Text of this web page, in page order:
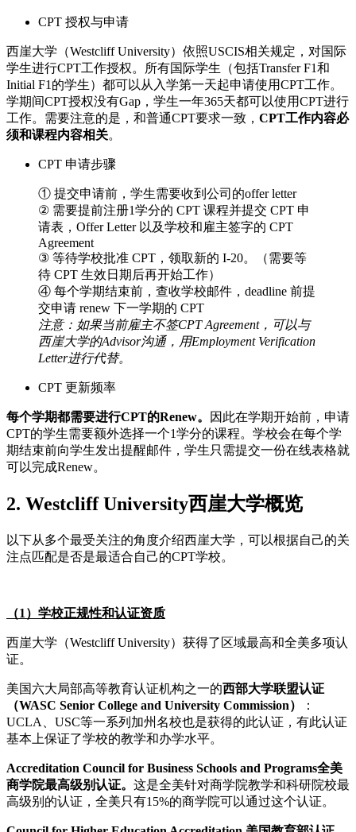
CPT 授权与申请
西崖大学（Westcliff University）依照USCIS相关规定，对国际
学生进行CPT工作授权。所有国际学生（包括Transfer F1和
Initial F1的学生）都可以从入学第一天起申请使用CPT工作。
学期间CPT授权没有Gap，学生一年365天都可以使用CPT进行
工作。需要注意的是，和普通CPT要求一致， CPT工作内容必
须和课程内容相关。
CPT 申请步骤
① 提交申请前，学生需要收到公司的offer letter
② 需要提前注册1学分的 CPT 课程并提交 CPT 申
请表，Offer Letter 以及学校和雇主签字的 CPT
Agreement
③ 等待学校批准 CPT，领取新的 I-20。（需要等
待 CPT 生效日期后再开始工作）
④ 每个学期结束前，查收学校邮件，deadline 前提
交申请 renew 下一学期的 CPT
注意：如果当前雇主不签CPT Agreement，可以与
西崖大学的Advisor沟通，用Employment Verification
Letter进行代替。
CPT 更新频率
每个学期都需要进行CPT的Renew。
因此在学期开始前，申请
CPT的学生需要额外选择一个1学分的课程。学校会在每个学
期结束前向学生发出提醒邮件，学生只需提交一份在线表格就
可以完成Renew。
2. Westcliff University西崖大学概览
以下从多个最受关注的角度介绍西崖大学，可以根据自己的关
注点匹配是否是最适合自己的CPT学校。
（1）学校正规性和认证资质
西崖大学（Westcliff University）获得了区域最高和全美多项认
证。
美国六大局部高等教育认证机构之一的西部大学联盟认证
（WASC Senior College and University Commission）
：
UCLA、USC等一系列加州名校也是获得的此认证，有此认证
基本上保证了学校的教学和办学水平。
Accreditation Council for Business Schools and Programs全美
商学院最高级别认证。 这是全美针对商学院教学和科研院校最
高级别的认证，全美只有15%的商学院可以通过这个认证。